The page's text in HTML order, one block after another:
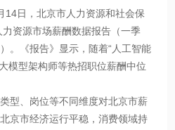
14日，北京市人力资源和社会保
资源市场薪酬数据报告（一季
。《报告》显示，随着“人工智能
模型架构师等热招职位薪酬中位
型、岗位等不同维度对北京市薪
京市经济运行平稳，消费领域持